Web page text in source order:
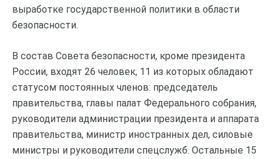
выработке государственной политики в области
безопасности.
В состав Совета безопасности, кроме президента
России, входят 26 человек, 11 из которых обладают
статусом постоянных членов: председатель
правительства, главы палат Федерального собрания,
руководители администрации президента и аппарата
правительства, министр иностранных дел, силовые
министры и руководители спецслужб. Остальные 15